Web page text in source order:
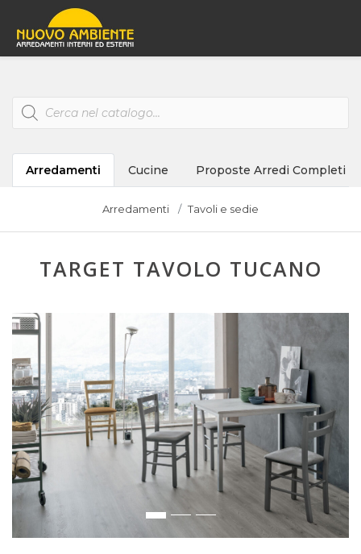
Products
search
Arredamenti Cucine Proposte Arredi Completi
Arredamenti Tavoli e sedie
TARGET TAVOLO TUCANO